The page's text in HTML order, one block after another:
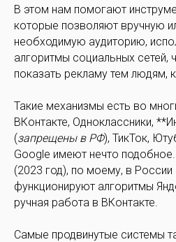
В этом нам помогают
которые позволяют вручную
необходимую аудиторию,
алгоритмы социальных сетей,
показать рекламу тем людям,
Такие механизмы есть во
ВКонтакте, Одноклассники,
(запрещены в РФ), ТикТок,
Google имеют нечто
(2023 год), по моему, в
функционируют алгоритмы
ручная работа в ВКонтакте.
Самые продвинутые системы